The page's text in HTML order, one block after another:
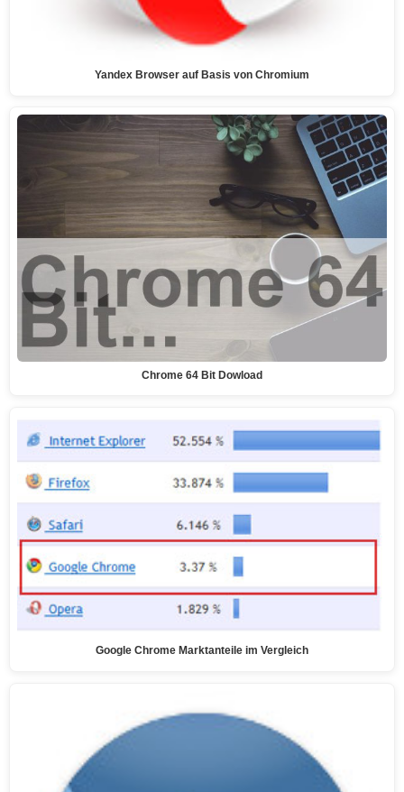
Yandex Browser auf Basis von Chromium
Chrome 64 Bit Dowload
Google Chrome Marktanteile im Vergleich